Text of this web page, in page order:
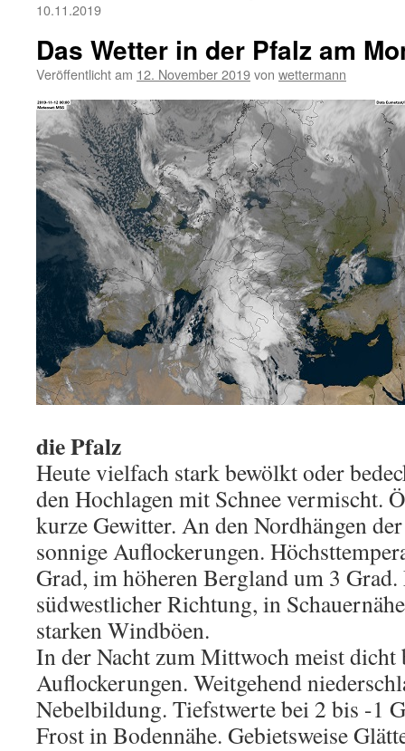
10.11.2019
Das Wetter in der Pfalz am
Veröffentlicht am 12. November 2019von wettermann
die Pfalz
Heute vielfach stark bewölkt oder
den Hochlagen mit Schnee vermischt.
kurze Gewitter. An den Nordhängen
sonnige Auflockerungen.
Grad, im höheren Bergland um 3
südwestlicher Richtung, in
starken Windböen.
In der Nacht zum Mittwoch meist
Auflockerungen. Weitgehend
Nebelbildung. Tiefstwerte bei 2 bis -1
Frost in Bodennähe. Gebietsweise